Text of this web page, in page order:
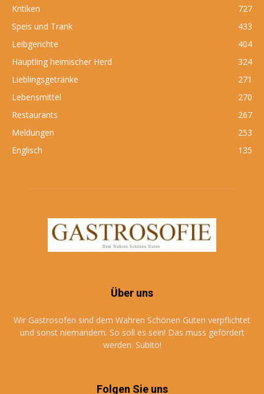
Kritiken
727
Speis und Trank
433
Leibgerichte
404
Häuptling heimischer Herd
324
Lieblingsgetränke
271
Lebensmittel
270
Restaurants
267
Meldungen
253
Englisch
135
Über uns
Wir Gastrosofen sind dem Wahren Schönen Guten verpflichtet
und sonst niemandem. So soll es sein! Das muss gefördert
werden. Subito!
Folgen Sie uns